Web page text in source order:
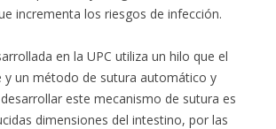
incrementa los riesgos de infección.
en la UPC utiliza un hilo que el
y un método de sutura automático y
este mecanismo de sutura es
dimensiones del intestino, por las